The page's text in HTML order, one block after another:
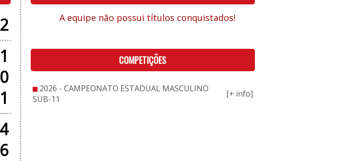
2
1
0
1
4
6
A equipe não possui títulos conquistados!
COMPETIÇÕES
2026 - CAMPEONATO ESTADUAL MASCULINO
SUB-11
[+ info]